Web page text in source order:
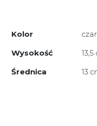
Kolor
Wysokość
Średnica
13